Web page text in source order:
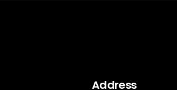
Address